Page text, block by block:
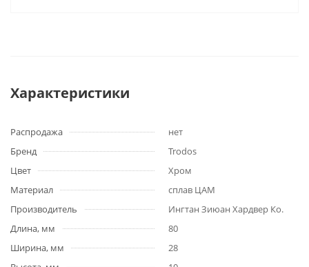
Характеристики
Распродажа
нет
Бренд
Trodos
Цвет
Хром
Материал
сплав ЦАМ
Производитель
Ингтан Зиюан Хардвер Ко.
Длина, мм
80
Ширина, мм
28